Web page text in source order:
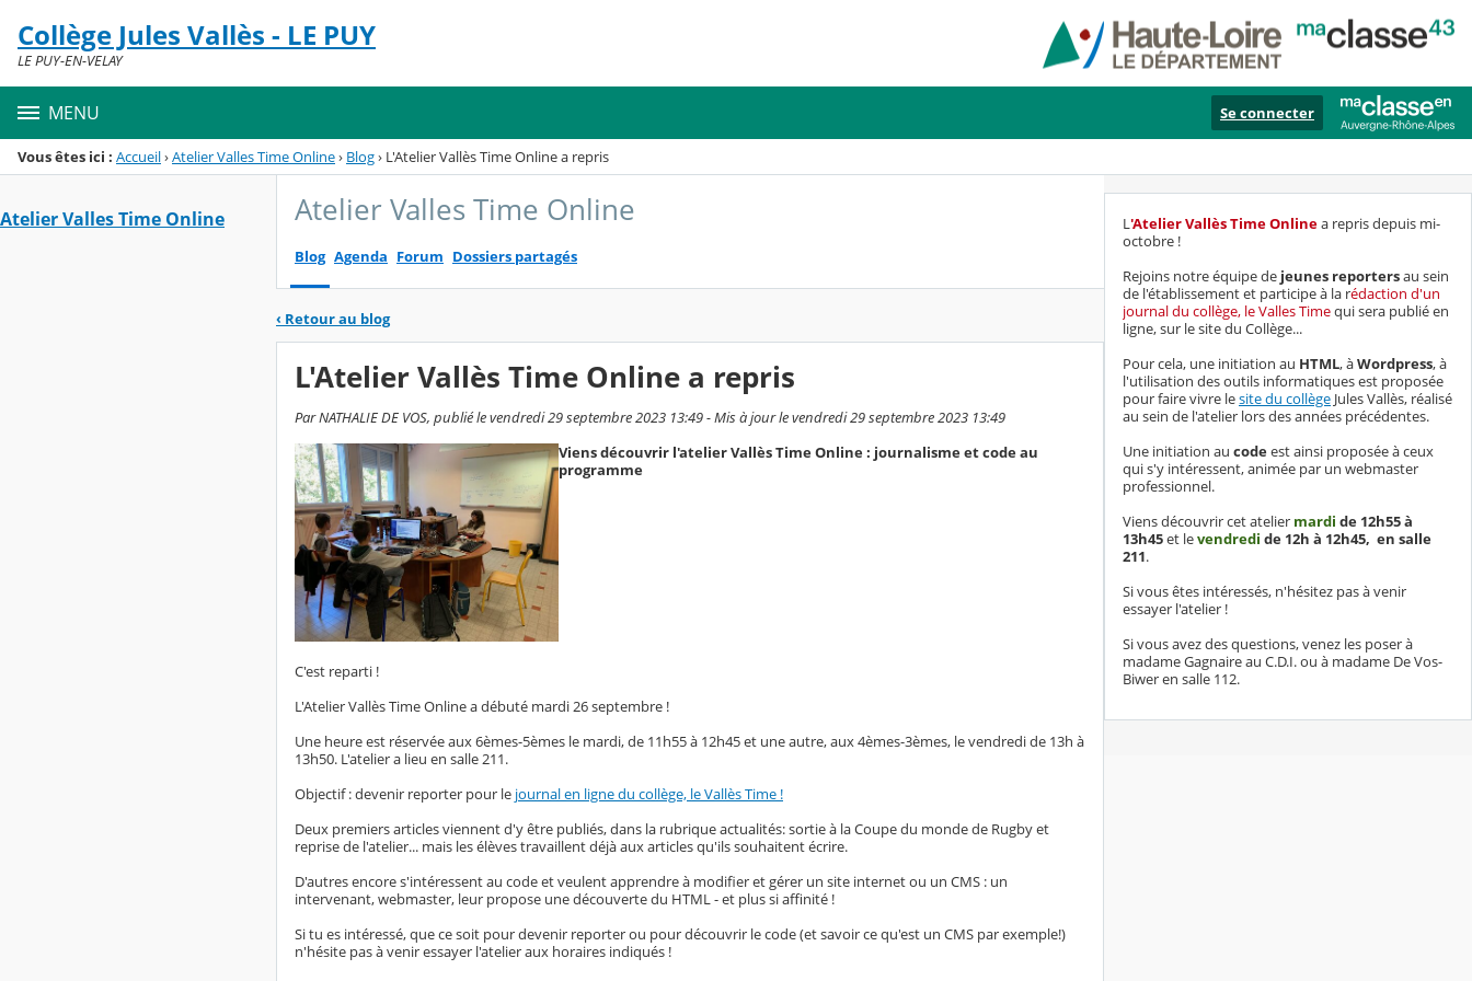
Menu de la rubrique
Contenu
Collège Jules Vallès - LE PUY
LE PUY-EN-VELAY
MENU Se connecter
Vous êtes ici : Accueil›Atelier Valles Time Online› Blog› L'Atelier Vallès Time Online a repris
Atelier Valles Time Online Atelier Valles Time Online
Blog Agenda Forum Dossiers partagés
‹ Retour au blog
L'Atelier Vallès Time Online a repris
Par NATHALIE DE VOS, publié le vendredi 29 septembre 2023 13:49 - Mis à jour le vendredi 29 septembre 2023 13:49
Viens découvrir l'atelier Vallès Time Online : journalisme et code au
programme
C'est reparti !
L'Atelier Vallès Time Online a débuté mardi 26 septembre !
Une heure est réservée aux 6èmes-5èmes le mardi, de 11h55 à 12h45 et une autre, aux 4èmes-3èmes, le vendredi de 13h à
13h50. L'atelier a lieu en salle 211.
Objectif : devenir reporter pour le journal en ligne du collège, le Vallès Time !
Deux premiers articles viennent d'y être publiés, dans la rubrique actualités: sortie à la Coupe du monde de Rugby et
reprise de l'atelier... mais les élèves travaillent déjà aux articles qu'ils souhaitent écrire.
D'autres encore s'intéressent au code et veulent apprendre à modifier et gérer un site internet ou un CMS : un
intervenant, webmaster, leur propose une découverte du HTML - et plus si affinité !
Si tu es intéressé, que ce soit pour devenir reporter ou pour découvrir le code (et savoir ce qu'est un CMS par exemple!)
n'hésite pas à venir essayer l'atelier aux horaires indiqués !
L'Atelier Vallès Time Onlinea repris depuis mi-
octobre !
Rejoins notre équipe de jeunes reportersau sein
de l'établissement et participe à la rédaction d'un
journal du collège, le Valles Timequi sera publié en
ligne, sur le site du Collège...
Pour cela, une initiation au HTML, àWordpress, à
l'utilisation des outils informatiques est proposée
pour faire vivre lesite du collège Jules Vallès, réalisé
au sein de l'atelier lors des années précédentes.
Une initiation au codeest ainsi proposée à ceux
qui s'y intéressent, animée par un webmaster
professionnel.
Viens découvrir cet atelier mardi de 12h55 à
13h45et levendredi de 12h à 12h45, en salle
211.
Si vous êtes intéressés, n'hésitez pas à venir
essayer l'atelier !
Si vous avez des questions, venez les poser à
madame Gagnaire au C.D.I. ou à madame De Vos-
Biwer en salle 112.